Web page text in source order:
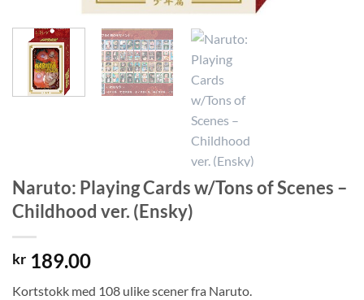
Naruto: Playing Cards w/Tons of Scenes –
Childhood ver. (Ensky)
kr 189.00
Kortstokk med 108 ulike scener fra Naruto.